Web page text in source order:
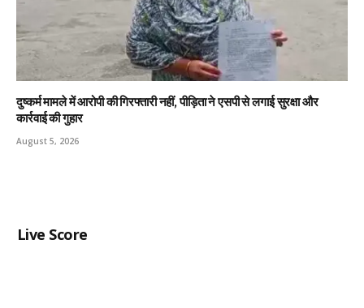
दुष्कर्म मामले में आरोपी की गिरफ्तारी नहीं, पीड़िता ने एसपी से लगाई सुरक्षा और
कार्रवाई की गुहार
August 5, 2026
Live Score